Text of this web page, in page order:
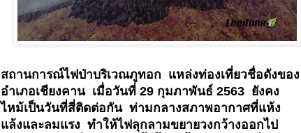
สถานการณ์ไฟป่าบริเวณภูทอก แหล่งท่องเที่ยวชื่อดังของ
อำเภอเชียงคาน เมื่อวันที่ 29 กุมภาพันธ์ 2563 ยังคง
ไหม้เป็นวันที่สี่ติดต่อกัน ท่ามกลางสภาพอากาศที่แห้ง
แล้งและลมแรง ทำให้ไฟลุกลามขยายวงกว้างออกไป